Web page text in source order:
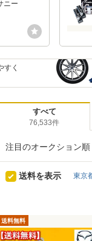
ニー
すく
すべて
76,533件
注目のオークション順
送料を表示 東京
送料無料